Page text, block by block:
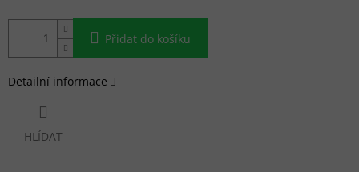
Přidat do košíku
Detailní informace
HLÍDAT